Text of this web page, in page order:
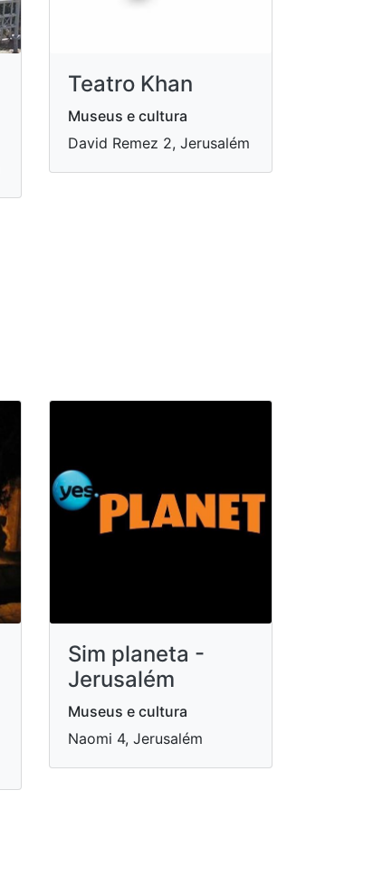
Teatro Khan
Museus e cultura
David Remez 2, Jerusalém
Sim planeta -
Jerusalém
Museus e cultura
Naomi 4, Jerusalém